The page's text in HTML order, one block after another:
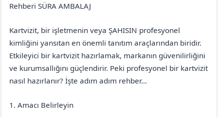
Rehberi SÜRA AMBALAJ
Kartvizit, bir işletmenin veya ŞAHISIN profesyonel
kimliğini yansıtan en önemli tanıtım araçlarından biridir.
Etkileyici bir kartvizit hazırlamak, markanın güvenilirliğini
ve kurumsallığını güçlendirir. Peki profesyonel bir kartvizit
nasıl hazırlanır? İşte adım adım rehber…
1. Amacı Belirleyin